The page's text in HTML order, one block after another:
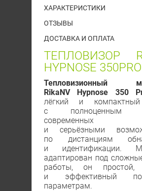
ХАРАКТЕРИСТИКИ
ОТЗЫВЫ
ДОСТАВКА И ОПЛАТА
ТЕПЛОВИЗОР
HYPNOSE 350PRO
Тепловизионный
RikaNV Hypnose 350
лёгкий и
с полноценным
современных
и серьёзными
по дистанциям
и идентификации.
адаптирован под
работы, он простой,
и эффективный
параметрам.